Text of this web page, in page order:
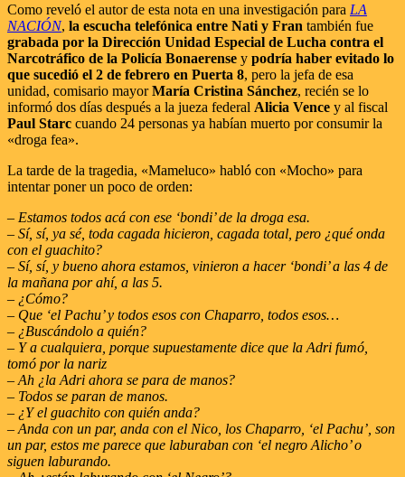
Como reveló el autor de esta nota en una investigación para LA
NACIÓN, la escucha telefónica entre Nati y Fran también fue
grabada por la Dirección Unidad Especial de Lucha contra el
Narcotráfico de la Policía Bonaerense y podría haber evitado lo
que sucedió el 2 de febrero en Puerta 8, pero la jefa de esa
unidad, comisario mayorMaría Cristina Sánchez, recién se lo
informó dos días después a la jueza federal Alicia Vence y al fiscal
Paul Starc cuando 24 personas ya habían muerto por consumir la
«droga fea».
La tarde de la tragedia, «Mameluco» habló con «Mocho» para
intentar poner un poco de orden:
– Estamos todos acá con ese ‘bondi’ de la droga esa.
– Sí, sí, ya sé, toda cagada hicieron, cagada total, pero ¿qué onda
con el guachito?
– Sí, sí, y bueno ahora estamos, vinieron a hacer ‘bondi’ a las 4 de
la mañana por ahí, a las 5.
– ¿Cómo?
– Que ‘el Pachu’ y todos esos con Chaparro, todos esos…
– ¿Buscándolo a quién?
– Y a cualquiera, porque supuestamente dice que la Adri fumó,
tomó por la nariz
– Ah ¿la Adri ahora se para de manos?
– Todos se paran de manos.
– ¿Y el guachito con quién anda?
– Anda con un par, anda con el Nico, los Chaparro, ‘el Pachu’, son
un par, estos me parece que laburaban con ‘el negro Alicho’ o
siguen laburando.